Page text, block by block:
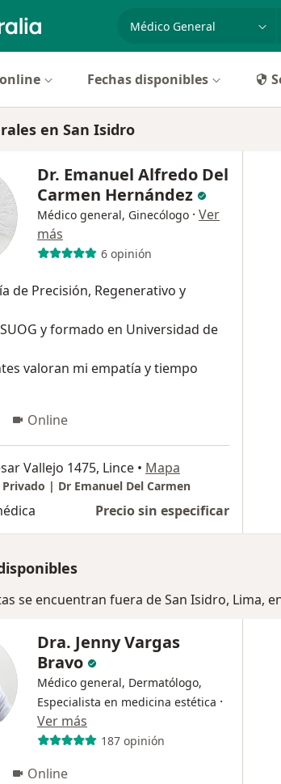
especialidad,
Fechas disponibles
en San Isidro
Dr. Emanuel Alfredo Del
Carmen Hernández
Médico general, Ginecólogo · Ver
más
6 opinión
de Precisión, Regenerativo y
y formado en Universidad de
valoran mi empatía y tiempo
Online
Vallejo 1475, Lince • Mapa
| Dr Emanuel Del Carmen
Precio sin especificar
se encuentran fuera de San Isidro, Lima,
Dra. Jenny Vargas
Bravo
Médico general, Dermatólogo,
Especialista en medicina estética ·
Ver más
187 opinión
Online